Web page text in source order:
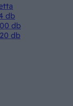
db
db
db